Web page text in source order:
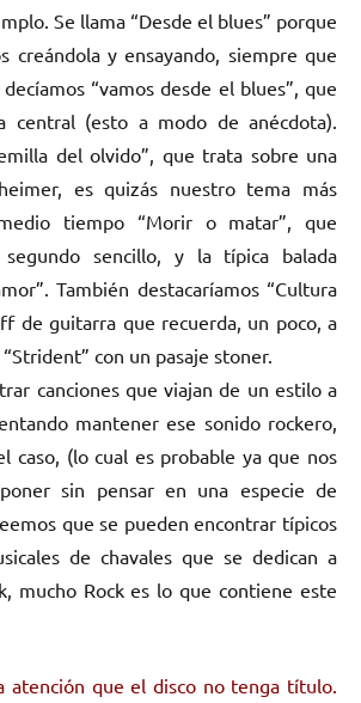
Se llama “Desde el blues” porque
creándola y ensayando, siempre que
“vamos desde el blues”, que
central (esto a modo de anécdota).
del olvido”, que trata sobre una
es quizás nuestro tema más
tiempo “Morir o matar”, que
segundo sencillo, y la típica balada
También destacaríamos “Cultura
de guitarra que recuerda, un poco, a
con un pasaje stoner.
canciones que viajan de un estilo a
mantener ese sonido rockero,
caso, (lo cual es probable ya que nos
sin pensar en una especie de
que se pueden encontrar típicos
de chavales que se dedican a
mucho Rock es lo que contiene este
atención que el disco no tenga título.